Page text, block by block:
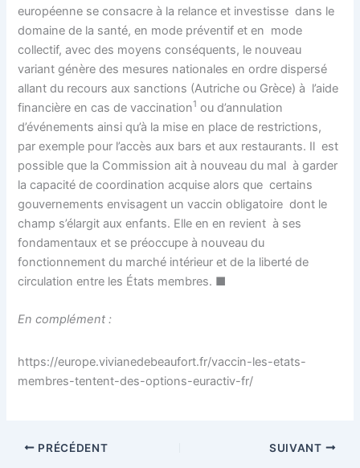
européenne se consacre à la relance et investisse dans le
domaine de la santé, en mode préventif et en mode
collectif, avec des moyens conséquents, le nouveau
variant génère des mesures nationales en ordre dispersé
allant du recours aux sanctions (Autriche ou Grèce) à l’aide
financière en cas de vaccination1 ou d’annulation
d’événements ainsi qu’à la mise en place de restrictions,
par exemple pour l’accès aux bars et aux restaurants. Il est
possible que la Commission ait à nouveau du mal à garder
la capacité de coordination acquise alors que certains
gouvernements envisagent un vaccin obligatoire dont le
champ s’élargit aux enfants. Elle en en revient à ses
fondamentaux et se préoccupe à nouveau du
fonctionnement du marché intérieur et de la liberté de
circulation entre les États membres. ■
En complément :
https://europe.vivianedebeaufort.fr/vaccin-les-etats-
membres-tentent-des-options-euractiv-fr/
PRÉCÉDENT SUIVANT